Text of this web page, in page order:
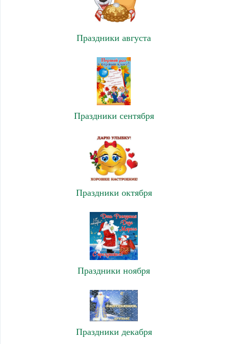
Праздники августа
Праздники сентября
Праздники октября
Праздники ноября
Праздники декабря